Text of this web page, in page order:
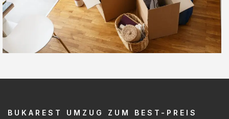
BUKAREST UMZUG ZUM BEST-PREIS